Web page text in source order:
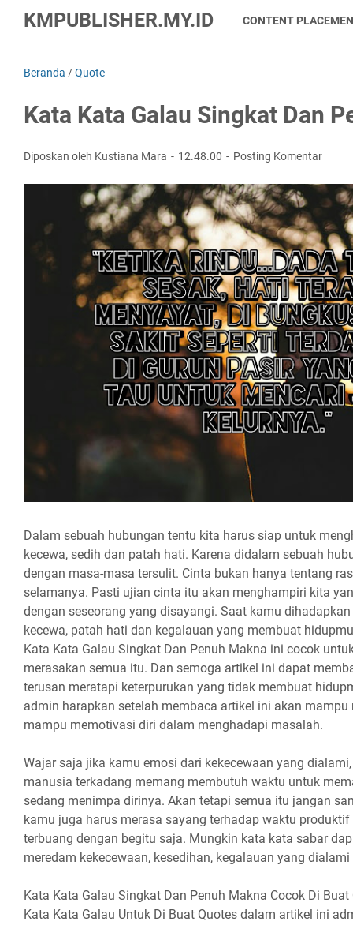
KMPUBLISHER.MY.ID CONTENT
Beranda /Quote
Kata Kata Galau Singkat Dan
Diposkan oleh Kustiana Mara 12.48.00 Posting Komentar
Dalam sebuah hubungan tentu kita harus siap untuk
kecewa, sedih dan patah hati. Karena didalam sebuah
dengan masa-masa tersulit. Cinta bukan hanya tentang
selamanya. Pasti ujian cinta itu akan menghampiri kita
dengan seseorang yang disayangi. Saat kamu
kecewa, patah hati dan kegalauan yang membuat
Kata Kata Galau Singkat Dan Penuh Makna ini cocok
merasakan semua itu. Dan semoga artikel ini dapat
terusan meratapi keterpurukan yang tidak membuat
admin harapkan setelah membaca artikel ini akan
mampu memotivasi diri dalam menghadapi masalah.
Wajar saja jika kamu emosi dari kekecewaan yang
manusia terkadang memang membutuh waktu untuk
sedang menimpa dirinya. Akan tetapi semua itu jangan
kamu juga harus merasa sayang terhadap waktu
terbuang dengan begitu saja. Mungkin kata kata sabar
meredam kekecewaan, kesedihan, kegalauan yang
Kata Kata Galau Singkat Dan Penuh Makna Cocok Di
Kata Kata Galau Untuk Di Buat Quotes dalam artikel ini